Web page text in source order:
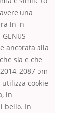
una
in in
ancorata alla
sia e che
2087 pm
cookie
in
bello. In